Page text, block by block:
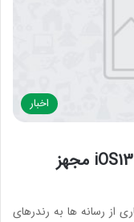
اخبار
آیفون های 2019 به سیستم عامل iOS13 مجهز
بسیاری از رسانه ها به رندرهای